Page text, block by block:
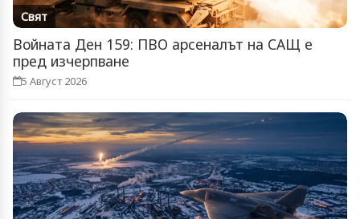
Свят
Войната Ден 159: ПВО арсеналът на САЩ е
пред изчерпване
5 Август 2026